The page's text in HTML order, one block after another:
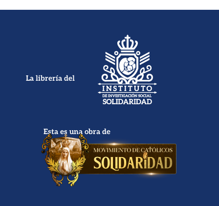
La librería del
Esta es una obra de